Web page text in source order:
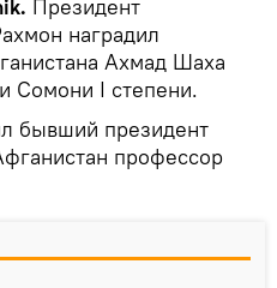
Президент
наградил
Ахмад Шаха
Сомони I степени.
бывший президент
профессор